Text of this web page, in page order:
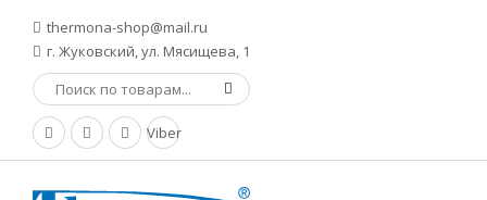
thermona-shop@mail.ru
г. Жуковский, ул. Мясищева, 1
Viber